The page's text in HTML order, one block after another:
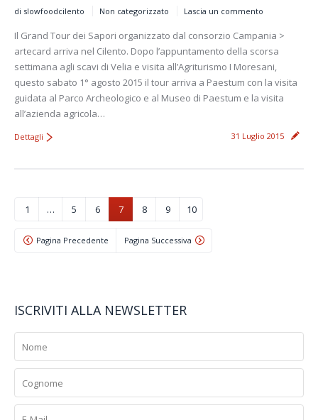
di slowfoodcilento Non categorizzato Lascia un commento
Il Grand Tour dei Sapori organizzato dal consorzio Campania >
artecard arriva nel Cilento. Dopo l’appuntamento della scorsa
settimana agli scavi di Velia e visita all’Agriturismo I Moresani,
questo sabato 1° agosto 2015 il tour arriva a Paestum con la visita
guidata al Parco Archeologico e al Museo di Paestum e la visita
all’azienda agricola…
31 Luglio 2015
Dettagli
1 … 5 6 7 8 9 10
Pagina Precedente Pagina Successiva
ISCRIVITI ALLA NEWSLETTER